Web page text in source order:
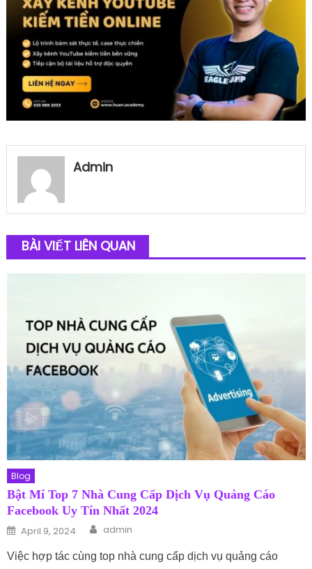
Admin
BÀI VIẾT LIÊN QUAN
Blog
Bật Mí Top 7 Nhà Cung Cấp Dịch Vụ Quảng Cáo
Facebook Uy Tín Nhất 2024
Posted on
April 9, 2024 Author
admin
Việc hợp tác cùng top nhà cung cấp dịch vụ quảng cáo